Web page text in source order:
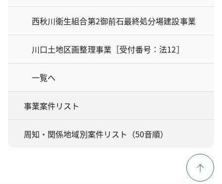
西秋川衛生組合第2御前石最終処分場建設事業
川口土地区画整理事業［受付番号：法12］
一覧へ
事業案件リスト
周知・関係地域別案件リスト（50音順）